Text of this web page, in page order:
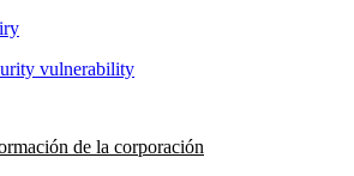
vulnerability
de la corporación